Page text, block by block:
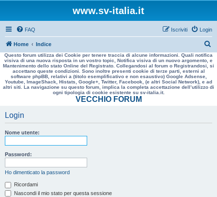
www.sv-italia.it
FAQ Login
Iscriviti
Home Indice
e
r
a
Questo forum utilizza dei Cookie per tenere traccia di alcune informazioni. Quali notifica
visiva di una nuova risposta in un vostro topic, Notifica visiva di un nuovo argomento, e
Mantenimento dello stato Online del Registrato. Collegandosi al forum o Registrandosi, si
accettano queste condizioni. Sono inoltre presenti cookie di terze parti, esterni al
software phpBB, relativi a (titolo esemplificativo e non esaustivo) Google Adsense,
Youtube, ImageShack, Histats, Google+, Twitter, Facebook, (e altri Social Network), e ad
altri siti. La navigazione su questo forum, implica la completa accettazione dell’utilizzo di
ogni tipologia di cookie esistente su sv-italia.it.
VECCHIO FORUM
Login
Nome utente:
Password:
Ho dimenticato la password
Ricordami
Nascondi il mio stato per questa sessione